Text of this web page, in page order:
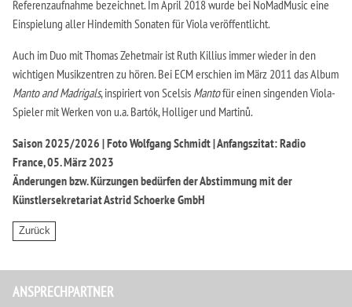
Referenzaufnahme bezeichnet. Im April 2018 wurde bei NoMadMusic eine
Einspielung aller Hindemith Sonaten für Viola veröffentlicht.
Auch im Duo mit Thomas Zehetmair ist Ruth Killius immer wieder in den
wichtigen Musikzentren zu hören. Bei ECM erschien im März 2011 das Album
Manto and Madrigals, inspiriert von Scelsis Mantofür einen singenden Viola-
Spieler mit Werken von u.a. Bartók, Holliger und Martinů.
Saison 2025/2026 | Foto Wolfgang Schmidt | Anfangszitat: Radio
France, 05. März 2023
Änderungen bzw. Kürzungen bedürfen der Abstimmung mit der
Künstlersekretariat Astrid Schoerke GmbH
ANSPRECHPARTNER